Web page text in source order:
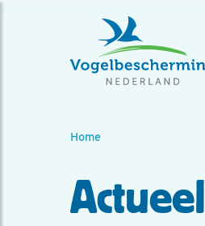
Home
Actueel